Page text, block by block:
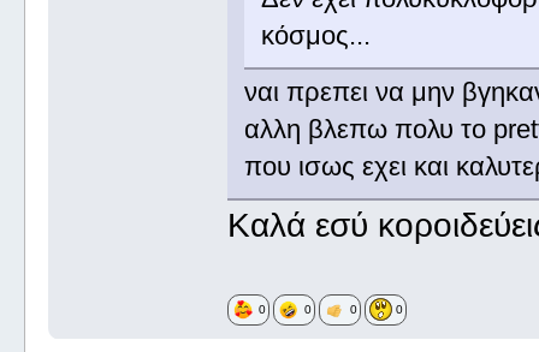
κόσμος...
ναι πρεπει να μην
αλλη βλεπω πολυ το
που ισως εχει και
Καλά εσύ
0 0 0 0